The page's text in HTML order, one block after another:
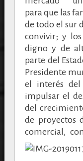
para que las
de todo el sur
convivir; y
digno y de
parte del
Presidente
el interés del
impulsar el
del
de proyectos
comercial,